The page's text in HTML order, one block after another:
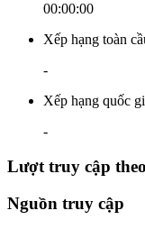
00:00:00
Xếp hạng toàn
-
Xếp hạng quốc
-
Lượt truy cập
Nguồn truy cập